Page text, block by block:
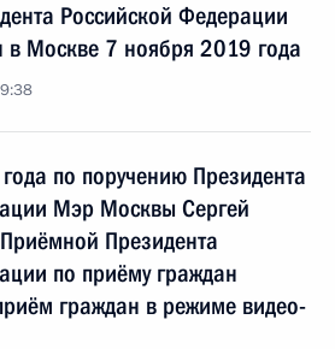
Российской Федерации
в Москве 7 ноября 2019 года
по поручению Президента
Мэр Москвы Сергей
Президента
по приёму граждан
граждан в режиме видео-